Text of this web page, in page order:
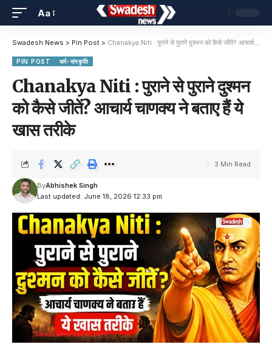
Aa
Swadesh News > Pin Post > Chanakya Niti : पुराने से पुराने दुश्मन को कैसे जीतें? आचार्य चाणक्य ने बताए हैं ये खास तरीके
PIN POST धर्म-संस्कृति
Chanakya Niti : पुराने से पुराने दुश्मन
को कैसे जीतें? आचार्य चाणक्य ने बताए हैं ये
खास तरीके
Last updated: June 18, 2026 12:33 pm
ByAbhishek Singh
3 Min Read